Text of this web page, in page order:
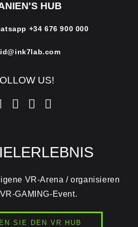
HUB
+34 676 900 000
US!
VR-Arena / organisieren
GAMING-Event.
SIE DEN VR HUB